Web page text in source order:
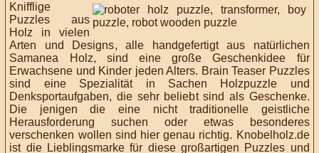
Knifflige
Puzzles aus
Holz in vielen
Arten und Designs, alle handgefertigt aus natürlichen
Samanea Holz, sind eine große Geschenkidee für
Erwachsene und Kinder jeden Alters. BrainTeaser Puzzles
sind eine Spezialität in Sachen Holzpuzzle und
Denksportaufgaben, die sehr beliebt sind als Geschenke.
Die jenigen die eine nicht traditionelle geistliche
Herausforderung suchen oder etwas besonderes
verschenken wollen sind hier genau richtig. Knobelholz.de
ist die Lieblingsmarke für diese großartigen Puzzles und